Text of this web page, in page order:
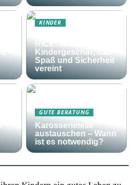
KINDER
RICE: farbenfrohes
Kindergeschirr, das
Spaß und Sicherheit
vereint
GUTE BERATUNG
Karosserieteile
austauschen – Wann
ist es notwendig?